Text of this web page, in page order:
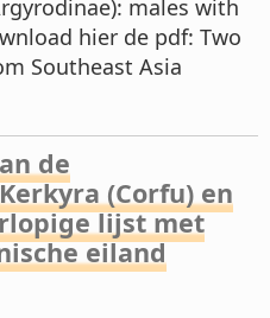
males with
hier de pdf: Two
Southeast Asia
de
(Corfu) en
lijst met
eiland